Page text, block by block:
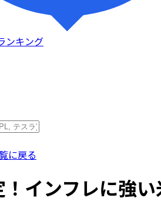
ンキング
に戻る
！インフレに強